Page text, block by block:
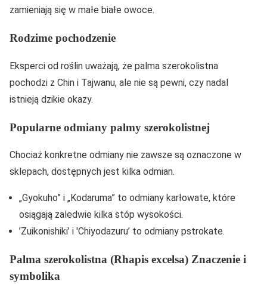
zamieniają się w małe białe owoce.
Rodzime pochodzenie
Eksperci od roślin uważają, że palma szerokolistna
pochodzi z Chin i Tajwanu, ale nie są pewni, czy nadal
istnieją dzikie okazy.
Popularne odmiany palmy szerokolistnej
Chociaż konkretne odmiany nie zawsze są oznaczone w
sklepach, dostępnych jest kilka odmian.
„Gyokuho” i „Kodaruma” to odmiany karłowate, które
osiągają zaledwie kilka stóp wysokości.
’Zuikonishiki’ i 'Chiyodazuru’ to odmiany pstrokate.
Palma szerokolistna (Rhapis excelsa) Znaczenie i
symbolika